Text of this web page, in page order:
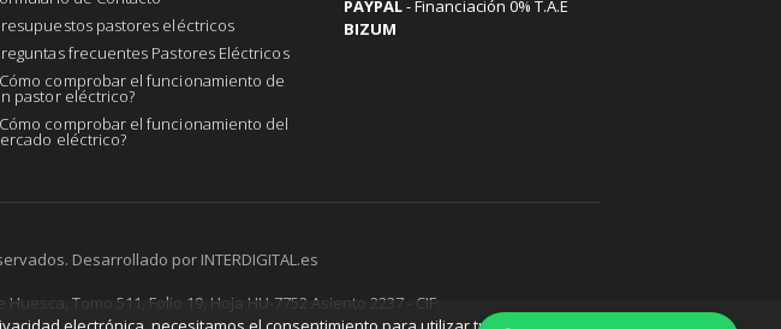
pastores eléctricos
frecuentes Pastores Eléctricos
comprobar el funcionamiento de
pastor eléctrico?
comprobar el funcionamiento del
eléctrico?
PAYPAL-Financiación 0% T.A.E
BIZUM
Desarrollado por INTERDIGITAL.es
Tomo 511, Folio 19, Hoja HU-7752 Asiento 2237 - CIF: